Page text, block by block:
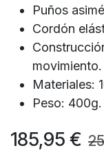
Puños
Cordón
movimiento.
Materiales:
Peso: 400g.
185,95 €